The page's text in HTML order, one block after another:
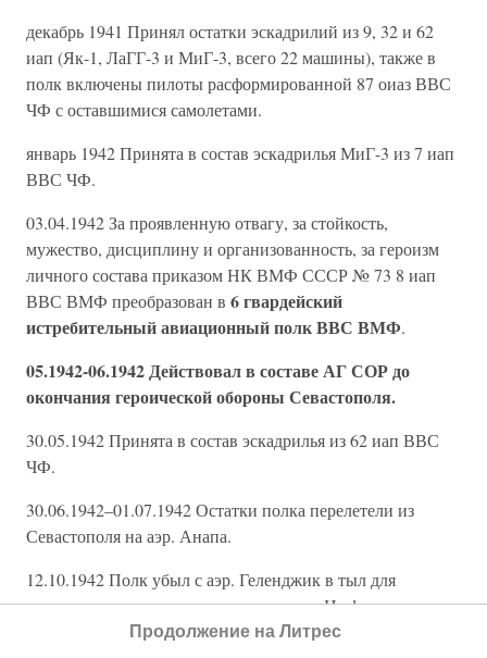
декабрь 1941 Принял остатки эскадрилий из 9, 32 и 62
иап (Як-1, ЛаГГ-3 и МиГ-3, всего 22 машины), также в
полк включены пилоты расформированной 87 оиаз ВВС
ЧФ с оставшимися самолетами.
январь 1942 Принята в состав эскадрилья МиГ-3 из 7 иап
ВВС ЧФ.
03.04.1942 За проявленную отвагу, за стойкость,
мужество, дисциплину и организованность, за героизм
личного состава приказом НК ВМФ СССР № 73 8 иап
ВВС ВМФ преобразован в 6 гвардейский
истребительный авиационный полк ВВС ВМФ.
05.1942-06.1942 Действовал в составе АГ СОР до
окончания героической обороны Севастополя.
30.05.1942 Принята в состав эскадрилья из 62 иап ВВС
ЧФ.
30.06.1942–01.07.1942 Остатки полка перелетели из
Севастополя на аэр. Анапа.
12.10.1942 Полк убыл с аэр. Геленджик в тыл для
доукомплектования и перевооружения. На фронте
осталась только группа летчиков 1 эскадрилья на
Продолжение на Литрес